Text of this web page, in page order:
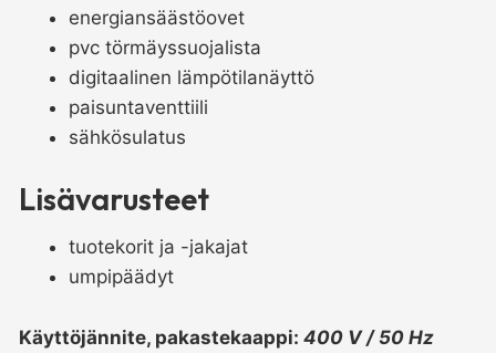
energiansäästöovet
pvc törmäyssuojalista
digitaalinen lämpötilanäyttö
paisuntaventtiili
sähkösulatus
Lisävarusteet
tuotekorit ja -jakajat
umpipäädyt
Käyttöjännite, pakastekaappi: 400 V / 50 Hz